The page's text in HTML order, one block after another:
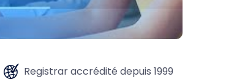
Registrar accrédité depuis 1999